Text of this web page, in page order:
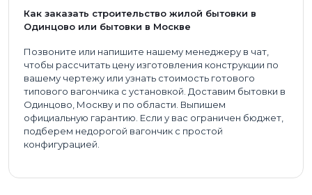
Как заказать строительство жилой бытовки в
Одинцово или бытовки в Москве
Позвоните или напишите нашему менеджеру в чат,
чтобы рассчитать цену изготовления конструкции по
вашему чертежу или узнать стоимость готового
типового вагончика с установкой. Доставим бытовки в
Одинцово, Москву и по области. Выпишем
официальную гарантию. Если у вас ограничен бюджет,
подберем недорогой вагончик с простой
конфигурацией.